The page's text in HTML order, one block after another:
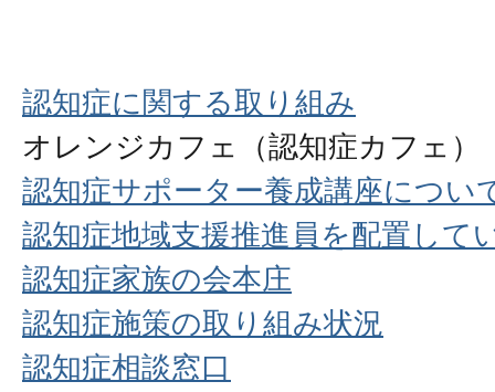
認知症に関する取り組み
オレンジカフェ（認知症カフェ）
認知症サポーター養成講座につい
認知症地域支援推進員を配置して
認知症家族の会本庄
認知症施策の取り組み状況
認知症相談窓口